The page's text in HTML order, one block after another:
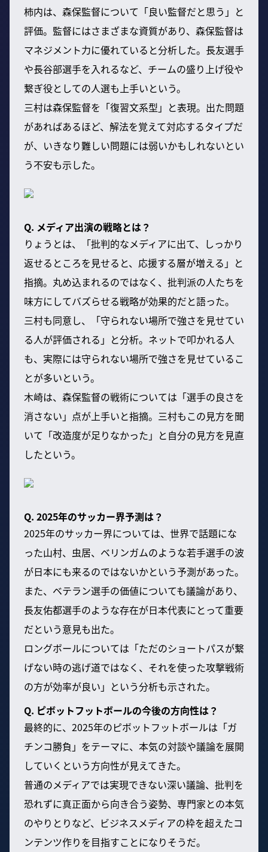
柿内は、森保監督について「良い監督だと思う」と
評価。監督にはさまざまな資質があり、森保監督は
マネジメント力に優れていると分析した。長友選手
や長谷部選手を入れるなど、チームの盛り上げ役や
繋ぎ役としての人選も上手いという。
三村は森保監督を「復習文系型」と表現。出た問題
があればあるほど、解法を覚えて対応するタイプだ
が、いきなり難しい問題には弱いかもしれないとい
う不安も示した。
Q. メディア出演の戦略とは？
りょうとは、「批判的なメディアに出て、しっかり
返せるところを見せると、応援する層が増える」と
指摘。丸め込まれるのではなく、批判派の人たちを
味方にしてバズらせる戦略が効果的だと語った。
三村も同意し、「守られない場所で強さを見せてい
る人が評価される」と分析。ネットで叩かれる人
も、実際には守られない場所で強さを見せているこ
とが多いという。
木崎は、森保監督の戦術については「選手の良さを
消さない」点が上手いと指摘。三村もこの見方を聞
いて「改造度が足りなかった」と自分の見方を見直
したという。
Q. 2025年のサッカー界予測は？
2025年のサッカー界については、世界で話題にな
った山村、虫居、ベリンガムのような若手選手の波
が日本にも来るのではないかという予測があった。
また、ベテラン選手の価値についても議論があり、
長友佑都選手のような存在が日本代表にとって重要
だという意見も出た。
ロングボールについては「ただのショートパスが繋
げない時の逃げ道ではなく、それを使った攻撃戦術
の方が効率が良い」という分析も示された。
Q. ピボットフットボールの今後の方向性は？
最終的に、2025年のピボットフットボールは「ガ
チンコ勝負」をテーマに、本気の対談や議論を展開
していくという方向性が見えてきた。
普通のメディアでは実現できない深い議論、批判を
恐れずに真正面から向き合う姿勢、専門家との本気
のやりとりなど、ビジネスメディアの枠を超えたコ
ンテンツ作りを目指すことになりそうだ。